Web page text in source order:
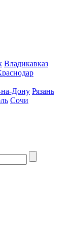
Владикавказ
на-Дону Рязань
Сочи